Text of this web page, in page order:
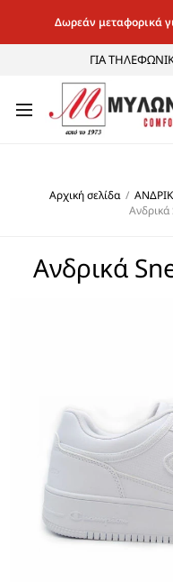
Δωρεάν μεταφορικά
ΓΙΑ
Αρχική σελίδα /
Ανδρικά